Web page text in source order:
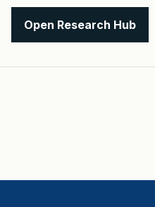
Open Research Hub